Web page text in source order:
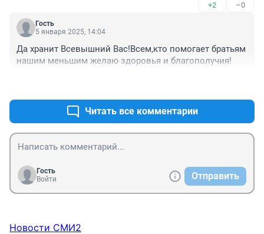
+2 –0
Гость
5 января 2025, 14:04
Да хранит Всевышний Вас!Всем,кто помогает братьям
нашим меньшим желаю здоровья и благополучия!
Читать все комментарии
Гость
Войти
Отправить
Новости СМИ2